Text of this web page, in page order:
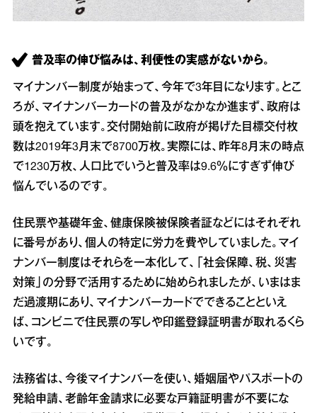
普及率の伸び悩みは、利便性の実感がないから。
マイナンバー制度が始まって、今年で3年目になります。とこ
ろが、マイナンバーカードの普及がなかなか進まず、政府は
頭を抱えています。交付開始前に政府が掲げた目標交付枚
数は2019年3月末で8700万枚。実際には、昨年8月末の時点
で1230万枚、人口比でいうと普及率は9.6％にすぎず伸び
悩んでいるのです。
住民票や基礎年金、健康保険被保険者証などにはそれぞれ
に番号があり、個人の特定に労力を費やしていました。マイ
ナンバー制度はそれらを一本化して、「社会保障、税、災害
対策」の分野で活用するために始められましたが、いまはま
だ過渡期にあり、マイナンバーカードでできることといえ
ば、コンビニで住民票の写しや印鑑登録証明書が取れるくら
いです。
法務省は、今後マイナンバーを使い、婚姻届やパスポートの
発給申請、老齢年金請求に必要な戸籍証明書が不要にな